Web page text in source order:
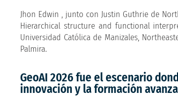
Jhon Edwin , junto con Justin Guthrie de
Hierarchical structure and functional
Universidad Católica de Manizales,
Palmira.
GeoAI 2026 fue el escenario
innovación y la formación